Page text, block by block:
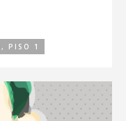
PISO 1